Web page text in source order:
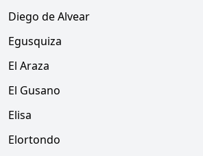
Diego de Alvear
Egusquiza
El Araza
El Gusano
Elisa
Elortondo